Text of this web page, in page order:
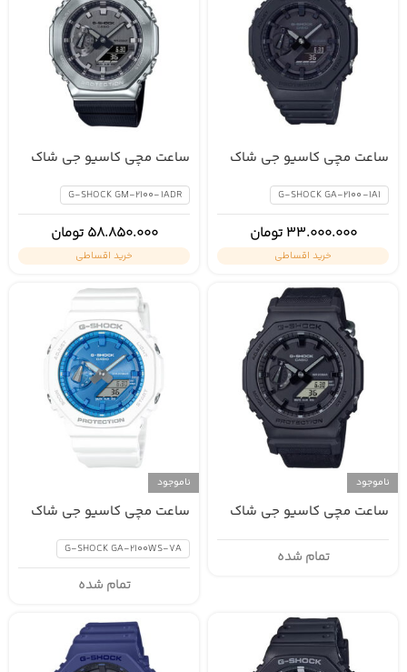
ساعت مچی کاسیو جی شاک
G-SHOCK GA-2100-1A1
33.000.000 تومان
خرید اقساطی
ساعت مچی کاسیو جی شاک
G-SHOCK GM-2100-1ADR
58.850.000 تومان
خرید اقساطی
ناموجود
ساعت مچی کاسیو جی شاک
تمام شده
ناموجود
ساعت مچی کاسیو جی شاک
G-SHOCK GA-2100WS-7A
تمام شده